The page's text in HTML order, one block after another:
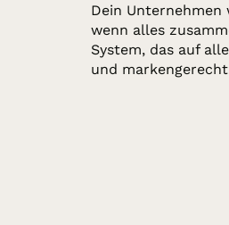
Dein
wenn alles
System, das auf
und